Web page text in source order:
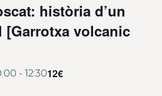
història d’un
[Garrotxa volcanic
- 12:3012€